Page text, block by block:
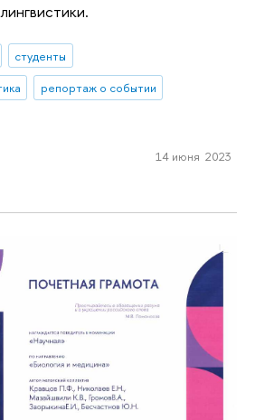
студенты
репортаж о событии
14 июня 2023